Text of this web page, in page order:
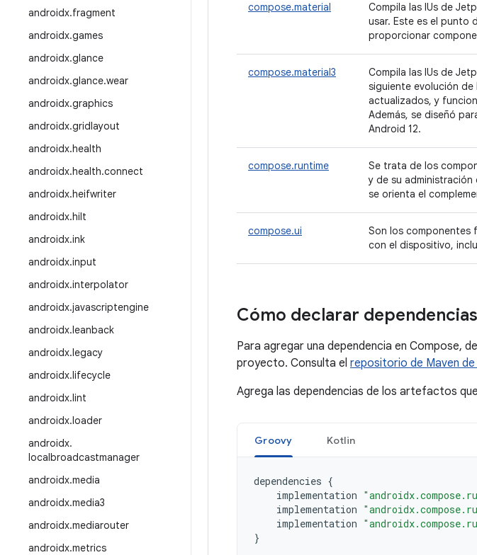
androidx.fragment
androidx.games
androidx.glance
androidx.glance.wear
androidx.graphics
androidx.gridlayout
androidx.health
androidx.health.connect
androidx.heifwriter
androidx.hilt
androidx.ink
androidx.input
androidx.interpolator
androidx.javascriptengine
androidx.leanback
androidx.legacy
androidx.lifecycle
androidx.lint
androidx.loader
androidx.
localbroadcastmanager
androidx.media
androidx.media3
androidx.mediarouter
androidx.metrics
compose.material
Compila las IUs de
usar. Este es el punto
proporcionar
compose.material3
Compila las IUs de
siguiente evolución de
actualizados, y
Además, se diseñó
Android 12.
compose.runtime
Se trata de los
y de su
se orienta el
compose.ui
Son los componentes
con el dispositivo,
Cómo declarar dependencias
Para agregar una dependencia en Compose,
proyecto. Consulta el repositorio de Maven
Agrega las dependencias de los artefactos
Groovy Kotlin
dependencies {
implementation
implementation
implementation
}